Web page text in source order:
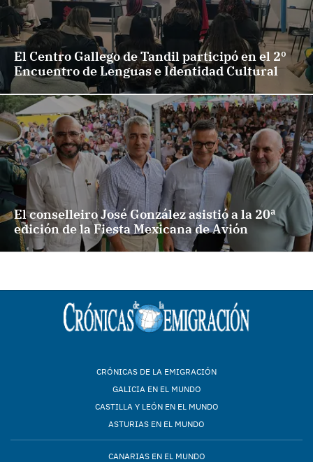
El Centro Gallego de Tandil participó en el 2º
Encuentro de Lenguas e Identidad Cultural
El conselleiro José González asistió a la 20ª
edición de la Fiesta Mexicana de Avión
CRÓNICAS DE LA EMIGRACIÓN
GALICIA EN EL MUNDO
CASTILLA Y LEÓN EN EL MUNDO
ASTURIAS EN EL MUNDO
CANARIAS EN EL MUNDO